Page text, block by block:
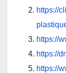
https://
https://
https://
https://